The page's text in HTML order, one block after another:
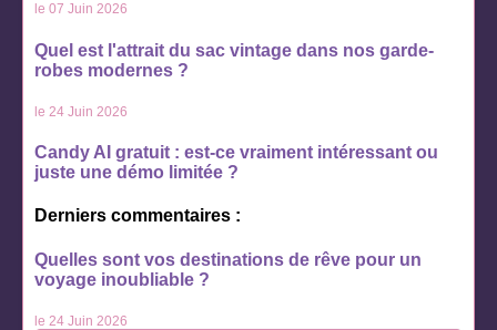
le 07 Juin 2026
Quel est l'attrait du sac vintage dans nos garde-
robes modernes ?
le 24 Juin 2026
Candy AI gratuit : est-ce vraiment intéressant ou
juste une démo limitée ?
Derniers commentaires :
Quelles sont vos destinations de rêve pour un
voyage inoubliable ?
le 24 Juin 2026